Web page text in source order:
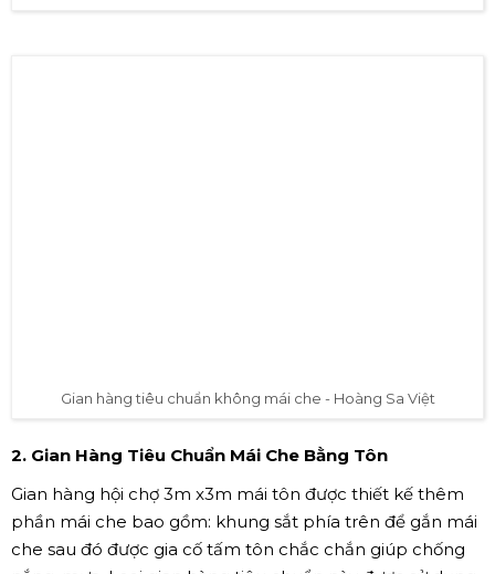
Gian hàng tiêu chuẩn không mái che - Hoàng Sa Việt
2. Gian Hàng Tiêu Chuẩn Mái Che Bằng Tôn
Gian hàng hội chợ 3m x3m mái tôn được thiết kế thêm
phần mái che bao gồm: khung sắt phía trên để gắn mái
che sau đó được gia cố tấm tôn chắc chắn giúp chống